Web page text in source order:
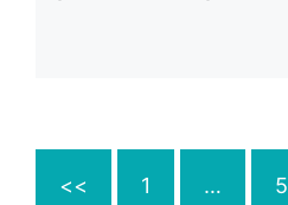
<< 1 … 5